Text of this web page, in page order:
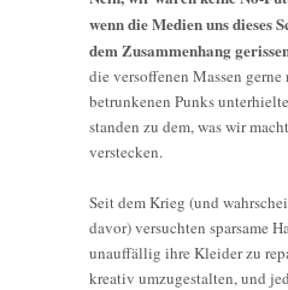
wenn die Medien uns dieses
dem Zusammenhang
die versoffenen Massen
betrunkenen Punks
standen zu dem, was wir
verstecken.
Seit dem Krieg (und
davor) versuchten sparsame
unauffällig ihre Kleider zu
kreativ umzugestalten, und